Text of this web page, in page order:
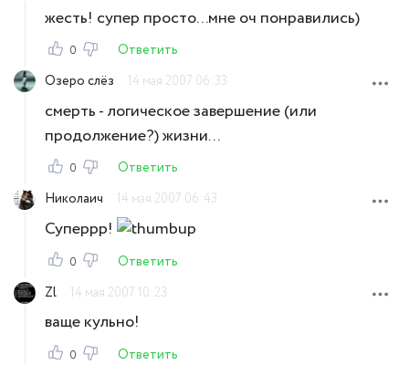
жесть! супер просто...мне оч понравились)
0
Ответить
Озеро слёз
14 мая 2007 06:33
смерть - логическое завершение (или
продолжение?) жизни...
0
Ответить
Николаич
14 мая 2007 06:43
Суперрр!
0
Ответить
Zl
14 мая 2007 10:23
ваще кульно!
0
Ответить